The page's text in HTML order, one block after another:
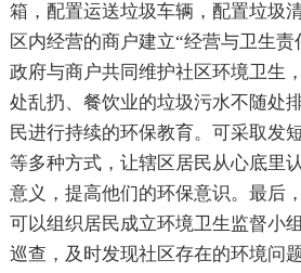
箱，配置运送垃圾车辆，配置垃圾
区内经营的商户建立“经营与卫生责
政府与商户共同维护社区环境卫生
处乱扔、餐饮业的垃圾污水不随处
民进行持续的环保教育。可采取发
等多种方式，让辖区居民从心底里
意义，提高他们的环保意识。最后
可以组织居民成立环境卫生监督小
巡查，及时发现社区存在的环境问